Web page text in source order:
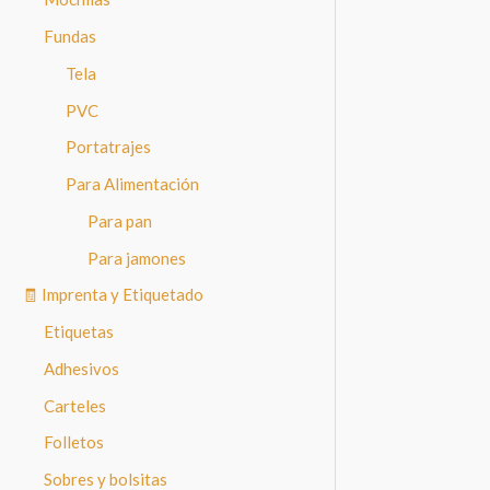
Fundas
Tela
PVC
Portatrajes
Para Alimentación
Para pan
Para jamones
🧾 Imprenta y Etiquetado
Etiquetas
Adhesivos
Carteles
Folletos
Sobres y bolsitas